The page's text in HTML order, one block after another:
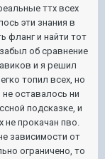
ттх всех
эти знания в
фланг и найти тот
об сравнение
и я решил
топил всех, но
оставалось ни
подсказке, и
не прокачан пво.
зависимости от
ограничено, то